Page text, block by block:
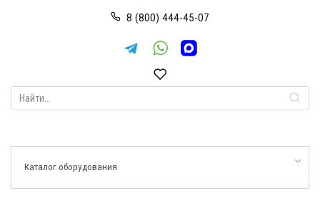
8 (800) 444-45-07
Search
for:
Каталог оборудования